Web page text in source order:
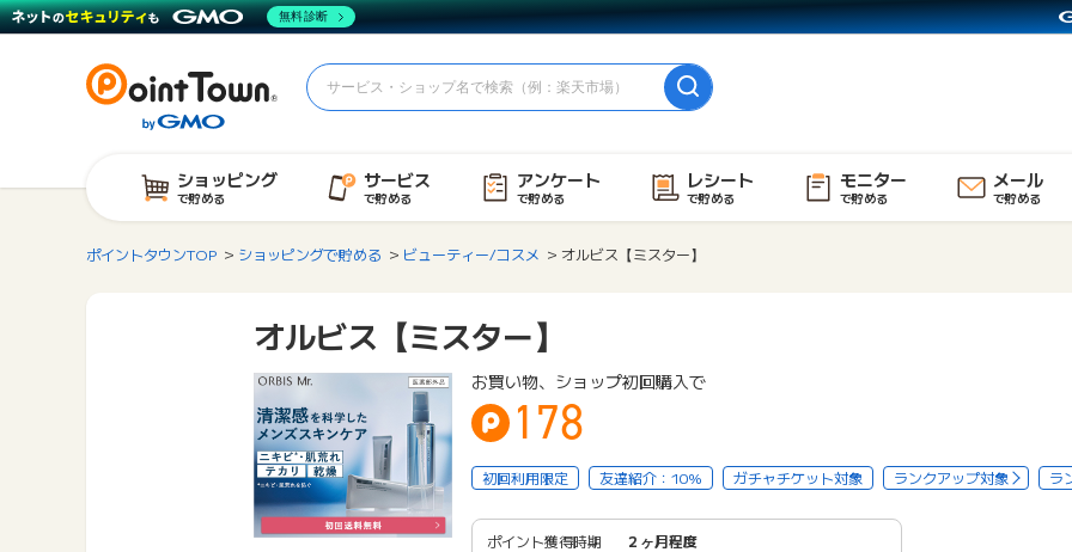
ショッピング
で貯める
サービス
で貯める
アンケート
で貯める
レシート
で貯める
モニター
で貯める
メール
で貯める
ポイントタウンTOP ショッピングで貯める ビューティー/コスメ オルビス【ミスター】
オルビス【ミスター】
お買い物、ショップ初回購入で
178
初回利用限定 友達紹介：10% ガチャチケット対象 ランクアップ対象 ラ
ポイント獲得時期
２ヶ月程度
無料診断